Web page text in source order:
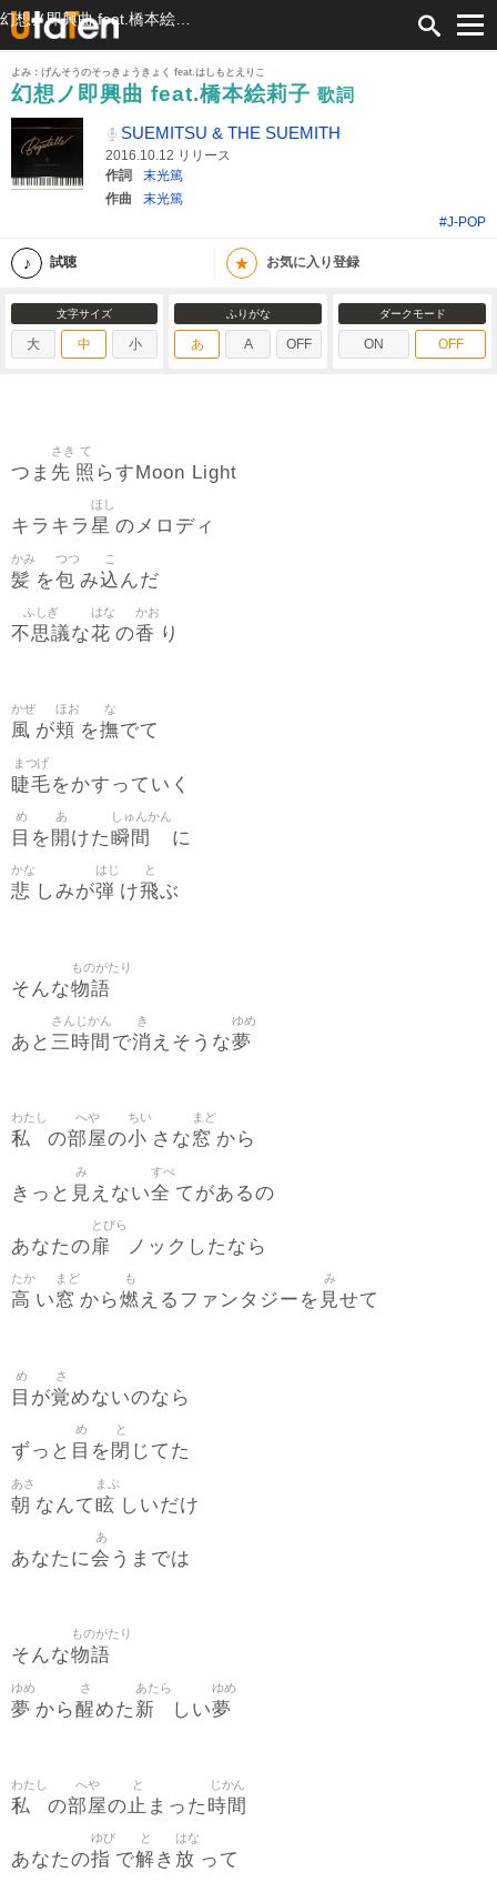
よみ：げんそうのそっきょうきょく feat.はしもとえりこ
幻想ノ即興曲 feat.橋本絵莉子 歌詞
SUEMITSU & THE SUEMITH
2016.10.12 リリース
作詞
末光篤
作曲
末光篤
#J-POP
試聴 ★ お気に入り登録
文字サイズ
大 中 小
ふりがな
あ A OFF
ダークモード
ON OFF
つま 先
さき
照
て
らすMoon Light
キラキラ 星
ほし
のメロディ
髪
かみ
を包
つつ
み込
こ
んだ
不思議
ふしぎ
な花
はな
の香
かお
り
風
かぜ
が頬
ほお
を撫
な
でて
睫毛
まつげ
をかすっていく
目
め
を 開
あ
けた瞬間
しゅんかん
に
悲
かな
しみが弾
はじ
け飛
と
ぶ
そんな物語
ものがたり
あと 三時間
さんじかん
で消
き
えそうな夢
ゆめ
私
わたし
の部屋
へや
の小
ちい
さな窓
まど
から
きっと 見
み
えない全
すべ
てがあるの
あなたの扉
とびら
ノックしたなら
高
たか
い窓
まど
から燃
も
えるファンタジーを 見
み
せて
目
め
が覚
さ
めないのなら
ずっと 目
め
を 閉
と
じてた
朝
あさ
なんて眩
まぶ
しいだけ
あなたに会
あ
うまでは
そんな物語
ものがたり
夢
ゆめ
から醒
さ
めた 新
あたら
しい夢
ゆめ
私
わたし
の部屋
へや
の止
と
まった 時間
じかん
あなたの指
ゆび
で解
と
き 放
はな
って